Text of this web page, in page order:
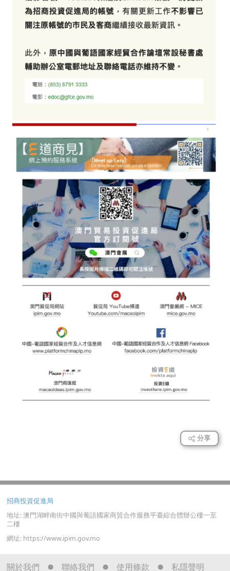
分享
招商投資促進局
地址: 澳門湖畔南街中國與葡語國家商貿合作服務平臺綜合體辦公樓一至
二樓
網址: https://www.ipim.gov.mo
關於我們 ⬤ 聯絡我們 ⬤ 使用條款 ⬤ 私隱聲明